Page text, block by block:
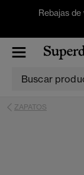
Rebajas
ZAPATOS